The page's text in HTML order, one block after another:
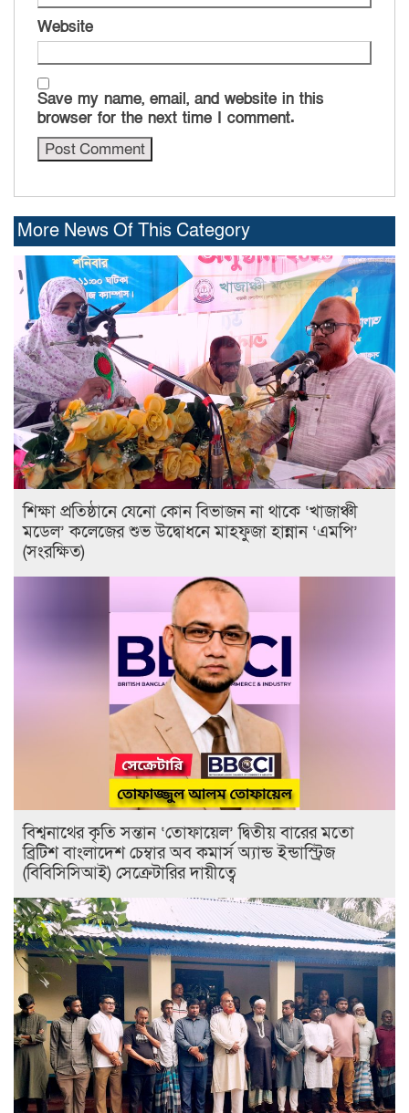
Website
Save my name, email, and website in this
browser for the next time I comment.
More News Of This Category
শিক্ষা প্রতিষ্ঠানে যেনো কোন বিভাজন না থাকে ‘খাজাঞ্চী
মডেল’ কলেজের শুভ উদ্বোধনে মাহফুজা হান্নান ‘এমপি’
(সংরক্ষিত)
বিশ্বনাথের কৃতি সন্তান ‘তোফায়েল’ দ্বিতীয় বারের মতো
ব্রিটিশ বাংলাদেশ চেম্বার অব কমার্স অ্যান্ড ইন্ডাস্ট্রিজ
(বিবিসিসিআই) সেক্রেটারির দায়ীত্বে